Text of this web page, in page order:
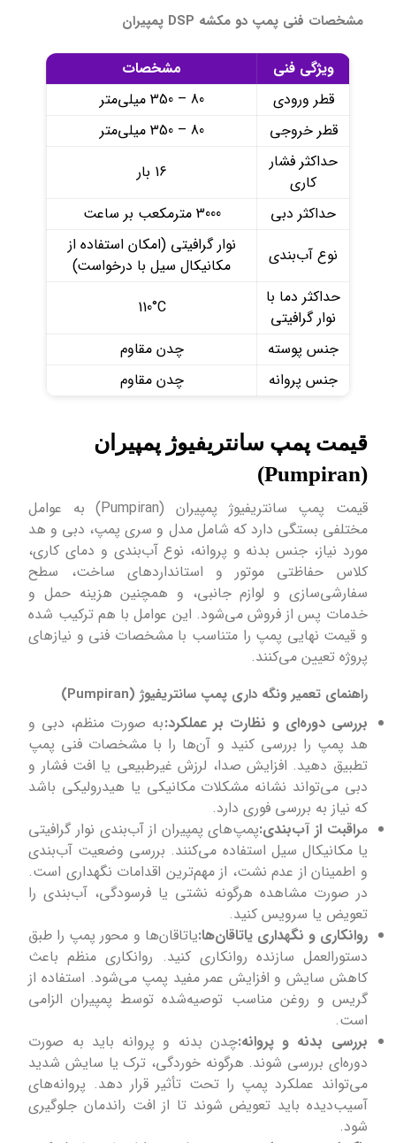
مشخصات فنی پمپ دو مکشه DSP پمپیران
ویژگی فنی
مشخصات
قطر ورودی
80 – 350 میلی‌متر
قطر خروجی
80 – 350 میلی‌متر
حداکثر فشار
کاری
16 بار
حداکثر دبی
3000 مترمکعب بر ساعت
نوع آب‌بندی
نوار گرافیتی (امکان استفاده از
مکانیکال سیل با درخواست)
حداکثر دما با
نوار گرافیتی
110°C
جنس پوسته
چدن مقاوم
جنس پروانه
چدن مقاوم
قیمت پمپ سانتریفیوژ پمپیران
(Pumpiran)
قیمت پمپ سانتریفیوژ پمپیران (Pumpiran) به عوامل
مختلفی بستگی دارد که شامل مدل و سری پمپ، دبی و هد
مورد نیاز، جنس بدنه و پروانه، نوع آب‌بندی و دمای کاری،
کلاس حفاظتی موتور و استانداردهای ساخت، سطح
سفارشی‌سازی و لوازم جانبی، و همچنین هزینه حمل و
خدمات پس از فروش می‌شود. این عوامل با هم ترکیب شده
و قیمت نهایی پمپ را متناسب با مشخصات فنی و نیازهای
پروژه تعیین می‌کنند.
راهنمای تعمیر ونگه داری پمپ سانتریفیوژ (Pumpiran)
بررسی دوره‌ای و نظارت بر عملکرد:به صورت منظم، دبی و
هد پمپ را بررسی کنید و آن‌ها را با مشخصات فنی پمپ
تطبیق دهید. افزایش صدا، لرزش غیرطبیعی یا افت فشار و
دبی می‌تواند نشانه مشکلات مکانیکی یا هیدرولیکی باشد
که نیاز به بررسی فوری دارد.
مراقبت از آب‌بندی:پمپ‌های پمپیران از آب‌بندی نوار گرافیتی
یا مکانیکال سیل استفاده می‌کنند. بررسی وضعیت آب‌بندی
و اطمینان از عدم نشت، از مهم‌ترین اقدامات نگهداری است.
در صورت مشاهده هرگونه نشتی یا فرسودگی، آب‌بندی را
تعویض یا سرویس کنید.
روانکاری و نگهداری یاتاقان‌ها:یاتاقان‌ها و محور پمپ را طبق
دستورالعمل سازنده روانکاری کنید. روانکاری منظم باعث
کاهش سایش و افزایش عمر مفید پمپ می‌شود. استفاده از
گریس و روغن مناسب توصیه‌شده توسط پمپیران الزامی
است.
بررسی بدنه و پروانه:چدن بدنه و پروانه باید به صورت
دوره‌ای بررسی شوند. هرگونه خوردگی، ترک یا سایش شدید
می‌تواند عملکرد پمپ را تحت تأثیر قرار دهد. پروانه‌های
آسیب‌دیده باید تعویض شوند تا از افت راندمان جلوگیری
شود.